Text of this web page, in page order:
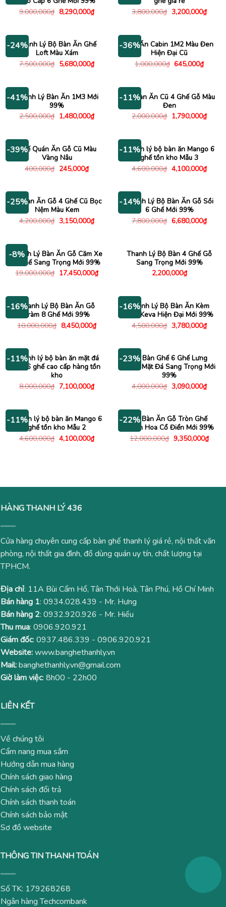
9,000,000₫ Giá
gốc
8,290,000₫Giá
hiện
8,290,000₫.
3,800,000₫ Giá
gốc
3,200,000₫Giá
hiện
-24%Thanh Lý Bộ Bàn Ăn Ghế
Loft Màu Xám
7,500,000₫ Giá
gốc
5,680,000₫Giá
hiện
5,680,000₫.
-36%
Bàn Ăn Cabin 1M2 Màu Đen
Hiện Đại Cũ
1,000,000₫ Giá
645,000₫Giá
hiện
-41%
Thanh Lý Bàn Ăn 1M3 Mới
99%
2,500,000₫ Giá
gốc
1,480,000₫Giá
hiện
1,480,000₫.
-11%
Bộ Bàn Ăn Cũ 4 Ghế Gỗ Màu
Đen
2,000,000₫ Giá
gốc
1,790,000₫Giá
hiện
-39%Ghế Quán Ăn Gỗ Cũ Màu
Vàng Nâu
400,000₫ Giá
245,000₫Giá
hiện
245,000₫.
-11%
Thanh lý bộ bàn ăn Mango 6
ghế tồn kho Mẫu 3
4,600,000₫ Giá
gốc
4,100,000₫Giá
hiện
-25%
Bộ Bàn Ăn Gỗ 4 Ghế Cũ Bọc
Nệm Màu Kem
4,200,000₫ Giá
gốc
3,150,000₫Giá
hiện
-14%
Thanh Lý Bộ Bàn Ăn Gỗ Sồi
6 Ghế Mới 99%
7,800,000₫ Giá
gốc
6,680,000₫Giá
hiện
-8%
Thanh Lý Bàn Ăn Gỗ Căm Xe
8 Ghế Sang Trọng Mới 99%
19,000,000₫ Giá
gốc
17,450,000₫Giá
hiện
17,450,000₫.
Thanh Lý Bộ Bàn 4 Ghế Gỗ
Sang Trọng Mới 99%
2,200,000₫
-16%Thanh Lý Bộ Bàn Ăn Gỗ
Tràm 8 Ghế Mới 99%
10,000,000₫ Giá
gốc
8,450,000₫Giá
hiện
8,450,000₫.
-16%Thanh Lý Bộ Bàn Ăn Kèm
Ghế Keva Hiện Đại Mới 99%
4,500,000₫ Giá
gốc
3,780,000₫Giá
hiện
-11%
Thanh lý bộ bàn ăn mặt đá
thật 6 ghế cao cấp hàng tồn
kho
8,000,000₫ Giá
gốc
7,100,000₫Giá
hiện
7,100,000₫.
-23%Bộ Bàn Ghế 6 Ghế Lưng
Cong Mặt Đá Sang Trọng Mới
99%
4,000,000₫ Giá
gốc
3,090,000₫Giá
hiện
-11%
Thanh lý bộ bàn ăn Mango 6
ghế tồn kho Mẫu 2
4,600,000₫ Giá
gốc
4,100,000₫Giá
hiện
-22%Bộ Bàn Ăn Gỗ Tròn Ghế
Chạm Hoa Cổ Điển Mới 99%
12,000,000₫ Giá
gốc
9,350,000₫Giá
hiện
HÀNG THANH LÝ 436
Cửa hàng chuyên cung cấp bàn ghế thanh lý giá rẻ, nội thất văn
phòng, nội thất gia đình, đồ dùng quán uy tín, chất lượng tại
TPHCM.
Địa chỉ: 11A Bùi Cẩm Hổ, Tân Thới Hoà, Tân Phú, Hồ Chí Minh
Bán hàng 1: 0934.028.439 - Mr. Hưng
Bán hàng 2: 0932.920.926 - Mr. Hiếu
Thu mua: 0906.920.921
Giám đốc: 0937.486.339 - 0906.920.921
Website:www.banghethanhly.vn
Mail:banghethanhly.vn@gmail.com
Giờ làm việc: 8h00 - 22h00
LIÊN KẾT
Về chúng tôi
Cẩm nang mua sắm
Hướng dẫn mua hàng
Chính sách giao hàng
Chính sách đổi trả
Chính sách thanh toán
Chính sách bảo mật
Sơ đồ website
THÔNG TIN THANH TOÁN
Số TK: 179268268
Ngân hàng Techcombank